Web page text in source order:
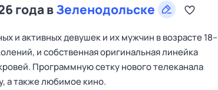
года вЗеленодольске
и активных девушек и их мужчин в возрасте 18–
и собственная оригинальная линейка
Программную сетку нового телеканала
а также любимое кино.